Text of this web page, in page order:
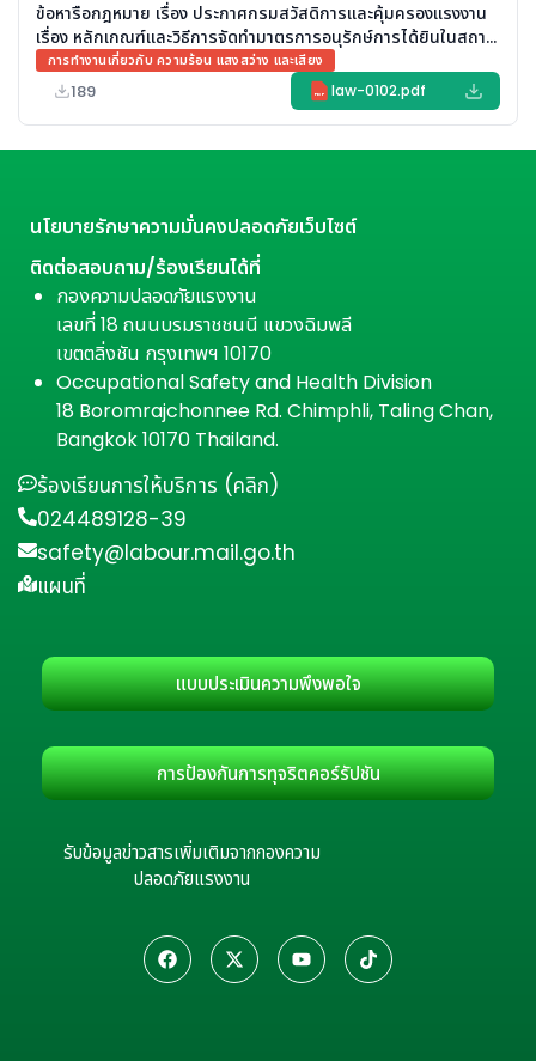
ข้อหารือกฎหมาย เรื่อง ประกาศกรมสวัสดิการและคุ้มครองแรงงาน
เรื่อง หลักเกณฑ์และวิธีการจัดทำมาตรการอนุรักษ์การได้ยินในสถาน
ประกอบกิจการ
การทำงานเกี่ยวกับ ความร้อน แสงสว่าง และเสียง
189 PDF law-0102.pdf
นโยบายรักษาความมั่นคงปลอดภัยเว็บไซต์
ติดต่อสอบถาม/ร้องเรียนได้ที่
กองความปลอดภัยแรงงาน
เลขที่ 18 ถนนบรมราชชนนี แขวงฉิมพลี
เขตตลิ่งชัน กรุงเทพฯ 10170
Occupational Safety and Health Division
18 Boromrajchonnee Rd. Chimphli, Taling Chan,
Bangkok 10170 Thailand.
ร้องเรียนการให้บริการ (คลิก)
024489128-39
safety@labour.mail.go.th
แผนที่
แบบประเมินความพึงพอใจ
การป้องกันการทุจริตคอร์รัปชัน
รับข้อมูลข่าวสารเพิ่มเติมจากกองความ
ปลอดภัยแรงงาน